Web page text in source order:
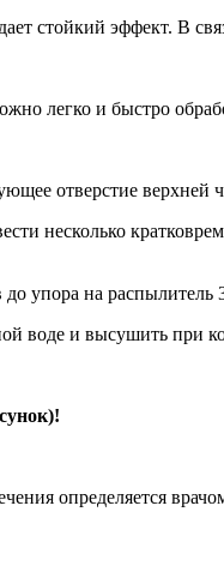
стойкий эффект. В
легко и быстро
отверстие верхней
несколько
упора на распылитель
воде и высушить при
опреде­ляется